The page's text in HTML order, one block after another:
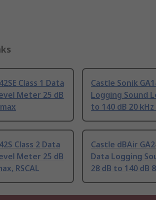
Class 1 Data
Meter 25 dB
Castle Sonik
Logging Sound
to 140 dB 20 kHz
Class 2 Data
Meter 25 dB
RSCAL
Castle dBAir
Data Logging
28 dB to 140 dB